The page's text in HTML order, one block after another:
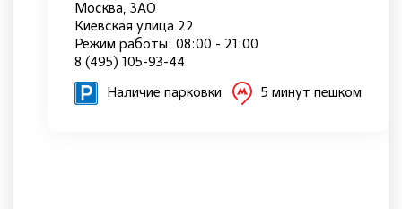
Москва, ЗАО
Киевская улица 22
Режим работы: 08:00 - 21:00
8 (495) 105-93-44
Наличие парковки 5 минут пешком